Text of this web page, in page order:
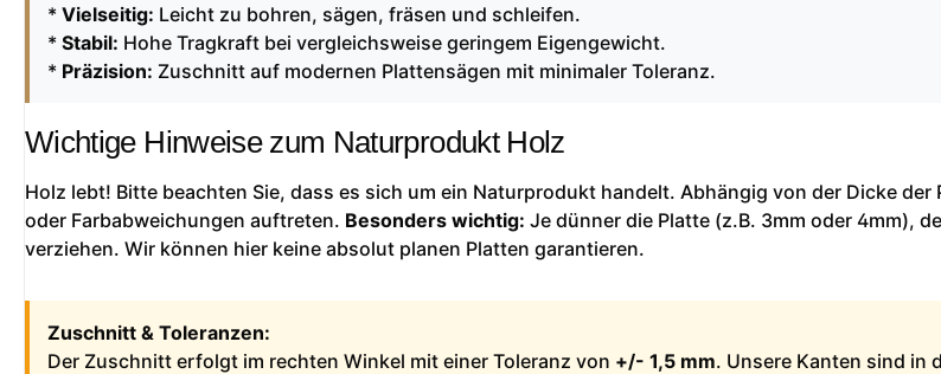
* Vielseitig: Leicht zu bohren, sägen, fräsen und schleifen.
* Stabil: Hohe Tragkraft bei vergleichsweise geringem Eigengewicht.
* Präzision: Zuschnitt auf modernen Plattensägen mit minimaler Toleranz.
Wichtige Hinweise zum Naturprodukt Holz
Holz lebt! Bitte beachten Sie, dass es sich um ein Naturprodukt handelt. Abhängig von der Dicke
oder Farbabweichungen auftreten. Besonders wichtig: Je dünner die Platte (z.B. 3mm oder 4mm),
verziehen. Wir können hier keine absolut planen Platten garantieren.
Zuschnitt & Toleranzen:
Der Zuschnitt erfolgt im rechten Winkel mit einer Toleranz von +/- 1,5 mm. Unsere Kanten sind in